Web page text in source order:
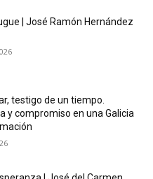
| José Ramón Hernández
testigo de un tiempo.
y compromiso en una Galicia